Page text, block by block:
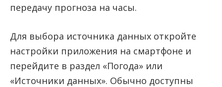
передачу прогноза на часы.
Для выбора источника данных откройте
настройки приложения на смартфоне и
перейдите в раздел «Погода» или
«Источники данных». Обычно доступны